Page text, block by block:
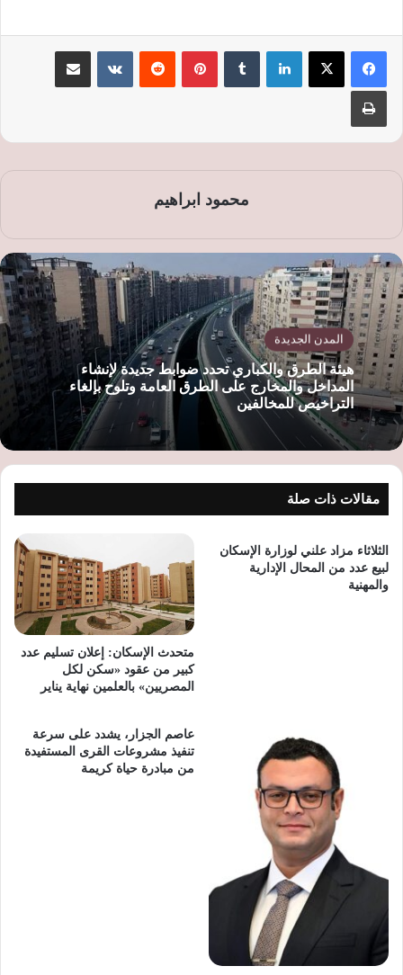
لينكدإن بينتيريست
محمود ابراهيم
المدن الجديدة
هيئة الطرق والكباري تحدد ضوابط جديدة لإنشاء
المداخل والمخارج على الطرق العامة وتلوح بإلغاء
التراخيص للمخالفين
مقالات ذات صلة
الثلاثاء مزاد علني لوزارة الإسكان
لبيع عدد من المحال الإدارية
والمهنية
متحدث الإسكان: إعلان تسليم عدد
كبير من عقود «سكن لكل
المصريين» بالعلمين نهاية يناير
عاصم الجزار، يشدد على سرعة
تنفيذ مشروعات القرى المستفيدة
من مبادرة حياة كريمة